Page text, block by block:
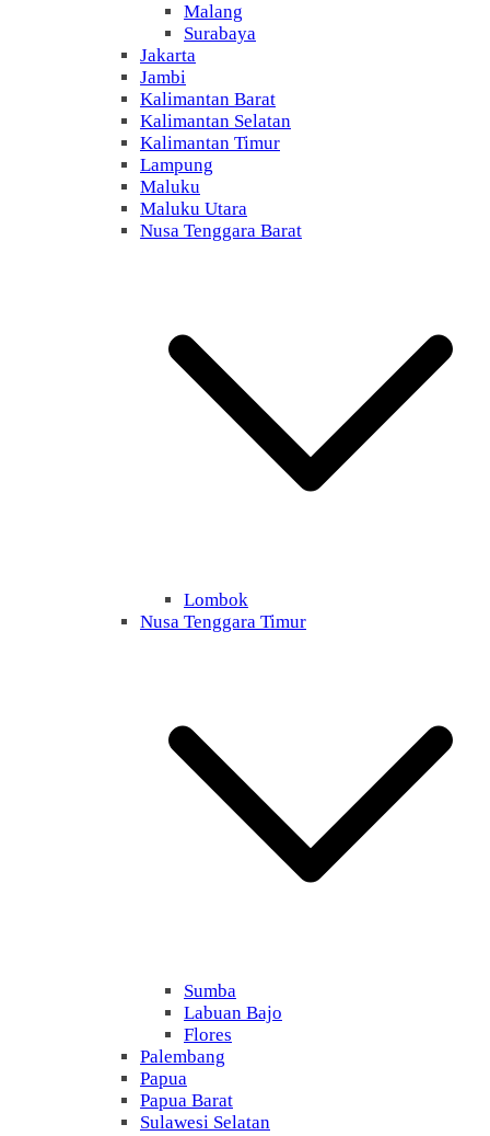
Malang
Surabaya
Jakarta
Jambi
Kalimantan Barat
Kalimantan Selatan
Kalimantan Timur
Lampung
Maluku
Maluku Utara
Nusa Tenggara Barat
Lombok
Nusa Tenggara Timur
Sumba
Labuan Bajo
Flores
Palembang
Papua
Papua Barat
Sulawesi Selatan